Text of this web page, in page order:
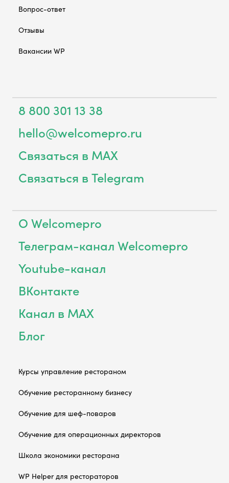
Вопрос-ответ
Отзывы
Вакансии WP
8 800 301 13 38
hello@welcomepro.ru
Связаться в MAX
Связаться в Telegram
О Welcomepro
Телеграм-канал Welcomepro
Youtube-канал
ВКонтакте
Канал в MAX
Блог
Курсы управление рестораном
Обучение ресторанному бизнесу
Обучение для шеф-поваров
Обучение для операционных директоров
Школа экономики ресторана
WP Helper для рестораторов